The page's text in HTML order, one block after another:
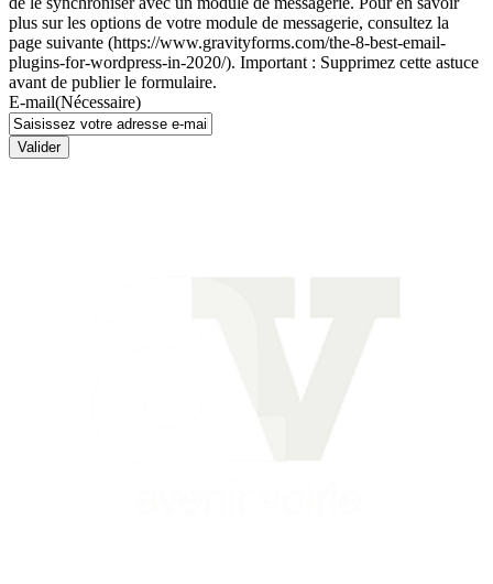
plus sur les options de votre module de messagerie, consultez la
page suivante (https://www.gravityforms.com/the-8-best-email-
plugins-for-wordpress-in-2020/). Important : Supprimez cette astuce
avant de publier le formulaire.
E-mail(Nécessaire)
Valider